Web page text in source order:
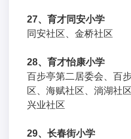
27、育才同安小学
同安社区、金桥社区
28、育才怡康小学
百步亭第二居委会、百
区、海赋社区、淌湖社
兴业社区
29、长春街小学